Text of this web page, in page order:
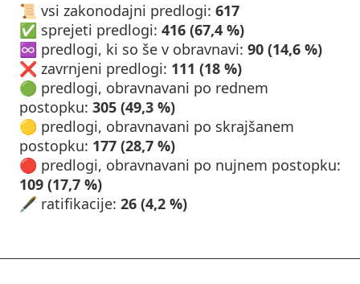
📜 vsi zakonodajni predlogi: 617
✅ sprejeti predlogi: 416 (67,4 %)
♾️ predlogi, ki so še v obravnavi: 90 (14,6 %)
❌ zavrnjeni predlogi: 111 (18 %)
🟢 predlogi, obravnavani po rednem
postopku: 305 (49,3 %)
🟡 predlogi, obravnavani po skrajšanem
postopku: 177 (28,7 %)
🔴 predlogi, obravnavani po nujnem postopku:
109 (17,7 %)
🖋️ ratifikacije: 26 (4,2 %)